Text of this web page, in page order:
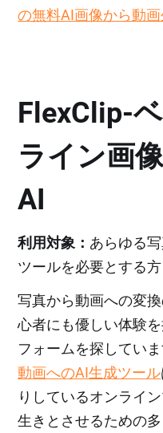
の無料AI画像から動
FlexClip‐
ライン画
AI
利用対象： あらゆる
ツールを必要とする方
写真から動画への変
心者にも優しい体験
フォームを探していま
動画へのAI生成ツール
りしているオンライ
生きとさせるための